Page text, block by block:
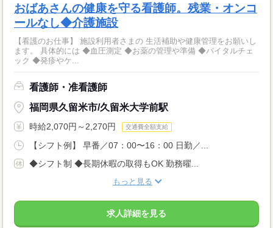
おばあさんの健康を守る看護師。残業・オンコ
ールなし◆介護施設
【看護のお仕事】 施設利用者さまの 生活補助や健康管理をお願いし
ます。 具体的には ◆血圧測定 ◆お薬の管理や準備 ◆バイタルチェ
ック ◆発疹やケ...
看護師・准看護師
福岡県久留米市/久留米大学前駅
時給2,070円～2,270円 交通費全額支給
【シフト例】 早番／07：00〜16：00 日勤／...
◆シフト制 ◆長期休暇の取得もOK 勤務曜...
もっと見る
求人詳細を見る